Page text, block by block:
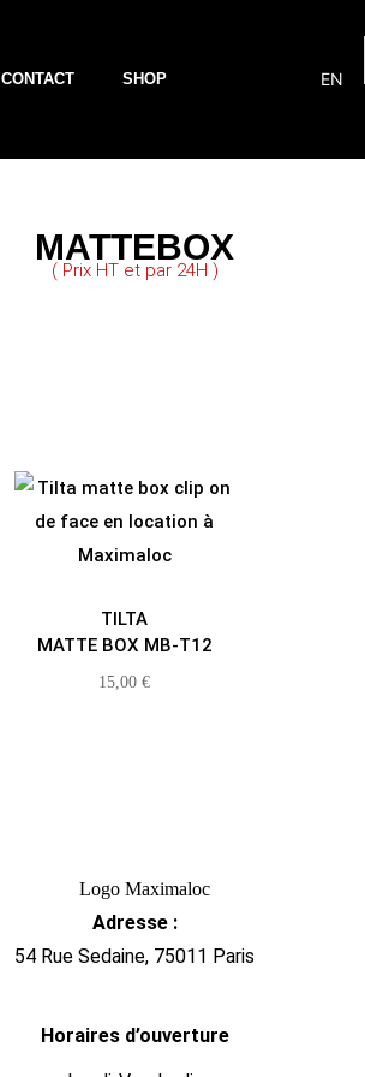
CONTACT SHOP EN
MATTEBOX
( Prix HT et par 24H )
TILTA
MATTE BOX MB-T12
15,00€
Adresse :
54 Rue Sedaine, 75011 Paris
Horaires d’ouverture